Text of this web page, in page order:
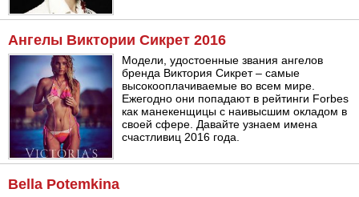
Ангелы Виктории Сикрет 2016
Модели, удостоенные звания ангелов
бренда Виктория Сикрет – самые
высокооплачиваемые во всем мире.
Ежегодно они попадают в рейтинги Forbes
как манекенщицы с наивысшим окладом в
своей сфере. Давайте узнаем имена
счастливиц 2016 года.
Bella Potemkina